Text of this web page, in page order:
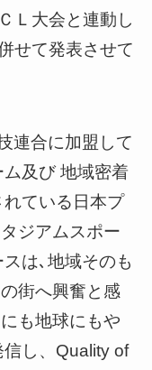
Ｌ大会と連動し
せて発表させて
連合に加盟して
及び 地域密着
ている日本プ
ジアムスポー
は､地域そのも
街へ興奮と感
も地球にもや
し、Quality of